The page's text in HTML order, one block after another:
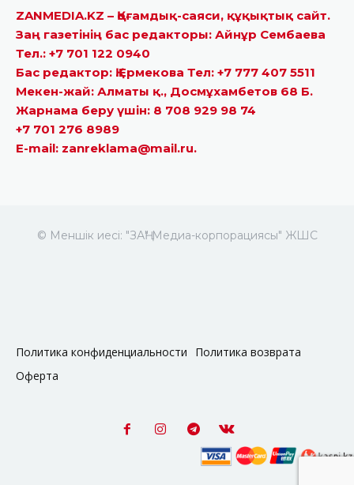
ZANMEDIA.KZ – Қоғамдық-саяси, құқықтық сайт.
Заң газетінің бас редакторы: Айнұр Сембаева
Тел.: +7 701 122 0940
Бас редактор: Қ.Ермекова Тел: +7 777 407 5511
Мекен-жай: Алматы қ., Досмұхамбетов 68 Б.
Жарнама беру үшін: 8 708 929 98 74
+7 701 276 8989
E-mail: zanreklama@mail.ru.
© Меншік иесі: "ЗАҢ" Медиа-корпорациясы" ЖШС
Политика конфиденциальности
Политика возврата
Оферта